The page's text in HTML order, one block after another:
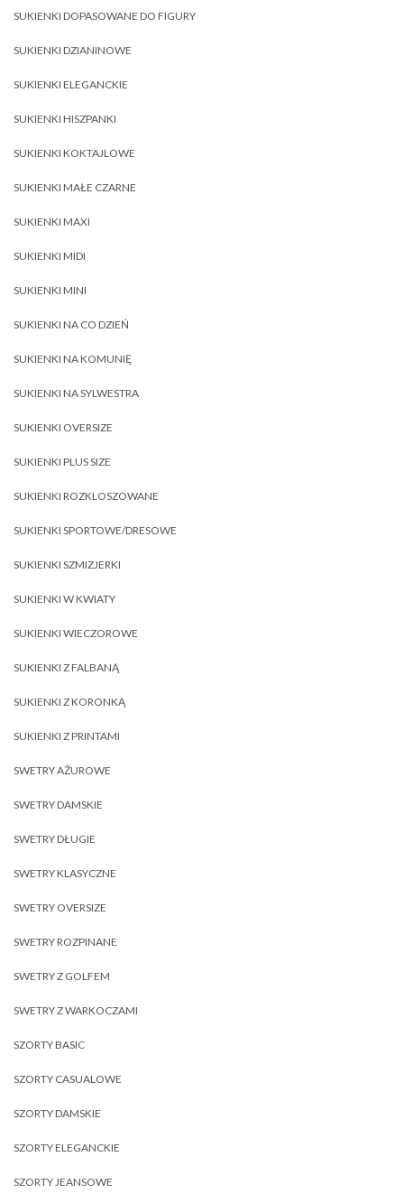
SUKIENKI DOPASOWANE DO FIGURY
SUKIENKI DZIANINOWE
SUKIENKI ELEGANCKIE
SUKIENKI HISZPANKI
SUKIENKI KOKTAJLOWE
SUKIENKI MAŁE CZARNE
SUKIENKI MAXI
SUKIENKI MIDI
SUKIENKI MINI
SUKIENKI NA CO DZIEŃ
SUKIENKI NA KOMUNIĘ
SUKIENKI NA SYLWESTRA
SUKIENKI OVERSIZE
SUKIENKI PLUS SIZE
SUKIENKI ROZKLOSZOWANE
SUKIENKI SPORTOWE/DRESOWE
SUKIENKI SZMIZJERKI
SUKIENKI W KWIATY
SUKIENKI WIECZOROWE
SUKIENKI Z FALBANĄ
SUKIENKI Z KORONKĄ
SUKIENKI Z PRINTAMI
SWETRY AŻUROWE
SWETRY DAMSKIE
SWETRY DŁUGIE
SWETRY KLASYCZNE
SWETRY OVERSIZE
SWETRY ROZPINANE
SWETRY Z GOLFEM
SWETRY Z WARKOCZAMI
SZORTY BASIC
SZORTY CASUALOWE
SZORTY DAMSKIE
SZORTY ELEGANCKIE
SZORTY JEANSOWE